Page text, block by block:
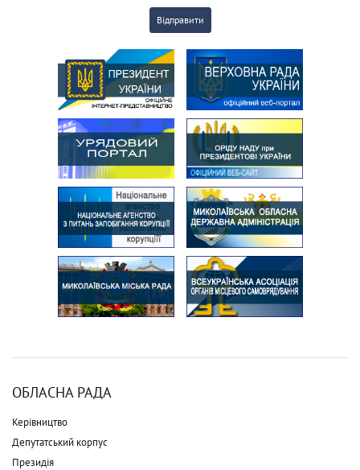
Відправити
ОБЛАСНА РАДА
Керівництво
Депутатський корпус
Президія